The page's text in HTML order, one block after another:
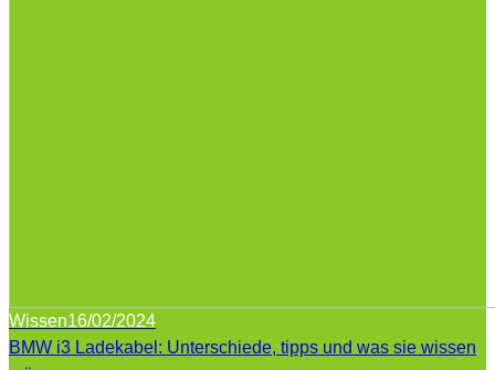
Wissen16/02/2024
BMW i3 Ladekabel: Unterschiede, tipps und was sie wissen